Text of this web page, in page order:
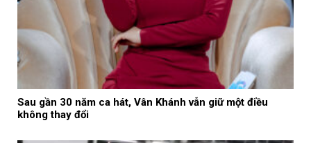
Sau gần 30 năm ca hát, Vân Khánh vẫn giữ một điều
không thay đổi